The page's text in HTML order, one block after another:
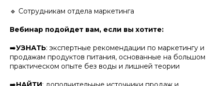
🔹 Сотрудникам отдела маркетинга
Вебинар подойдет вам, если вы хотите:
➡️УЗНАТЬ: экспертные рекомендации по маркетингу и
продажам продуктов питания, основанные на большом
практическом опыте без воды и лишней теории